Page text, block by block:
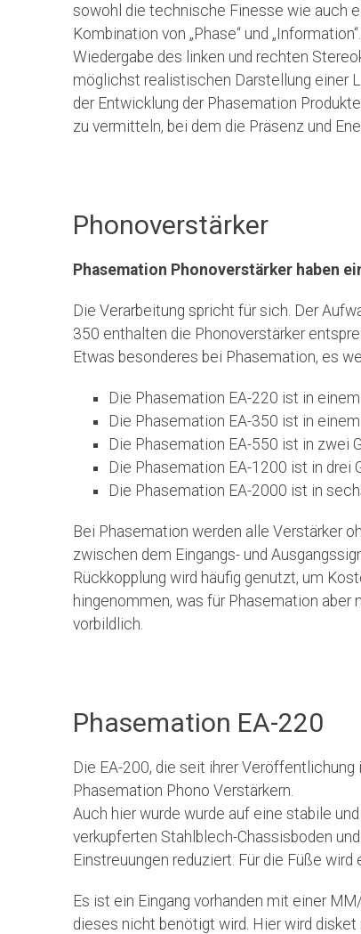
sowohl die technische Finesse wie auch
Kombination von „Phase“ und
Wiedergabe des linken und rechten
möglichst realistischen Darstellung einer
der Entwicklung der Phasemation
zu vermitteln, bei dem die Präsenz und
Phonoverstärker
Phasemation Phonoverstärker haben
Die Verarbeitung spricht für sich. Der
350 enthalten die Phonoverstärker
Etwas besonderes bei Phasemation, es
Die Phasemation EA-220 ist in
Die Phasemation EA-350 ist in
Die Phasemation EA-550 ist in zwei
Die Phasemation EA-1200 ist in drei
Die Phasemation EA-2000 ist in
Bei Phasemation werden alle Verstärker
zwischen dem Eingangs- und
Rückkopplung wird häufig genutzt, um
hingenommen, was für Phasemation aber
vorbildlich.
Phasemation EA-220
Die EA-200, die seit ihrer
Phasemation Phono Verstärkern.
Auch hier wurde wurde auf eine stabile
verkupferten Stahlblech-Chassisboden
Einstreuungen reduziert. Für die Füße
Es ist ein Eingang vorhanden mit einer
dieses nicht benötigt wird. Hier wird